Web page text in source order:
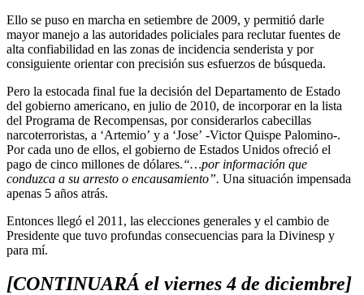
Ello se puso en marcha en setiembre de 2009, y permitió darle
mayor manejo a las autoridades policiales para reclutar fuentes de
alta confiabilidad en las zonas de incidencia senderista y por
consiguiente orientar con precisión sus esfuerzos de búsqueda.
Pero la estocada final fue la decisión del Departamento de Estado
del gobierno americano, en julio de 2010, de incorporar en la lista
del Programa de Recompensas, por considerarlos cabecillas
narcoterroristas, a ‘Artemio’ y a ‘Jose’ -Victor Quispe Palomino-.
Por cada uno de ellos, el gobierno de Estados Unidos ofreció el
pago de cinco millones de dólares.“…por información que
conduzca a su arresto o encausamiento”. Una situación impensada
apenas 5 años atrás.
Entonces llegó el 2011, las elecciones generales y el cambio de
Presidente que tuvo profundas consecuencias para la Divinesp y
para mí.
[CONTINUARÁ el viernes 4 de diciembre]